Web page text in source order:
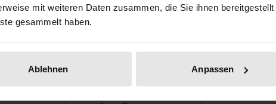
mit weiteren Daten zusammen, die Sie ihnen
gesammelt haben.
Ablehnen Anpassen
Bibliografische Angaben
den Romanen Wilhelm Genazinos sind beständig
schaffen sie es, aus dem Teufelskreis der sie